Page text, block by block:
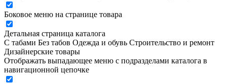
Боковое меню на странице товара
Детальная страница каталога
С табами Без табов Одежда и обувь Строительство и ремонт
Дизайнерские товары
Отображать выпадающее меню с подразделами каталога в
навигационной цепочке